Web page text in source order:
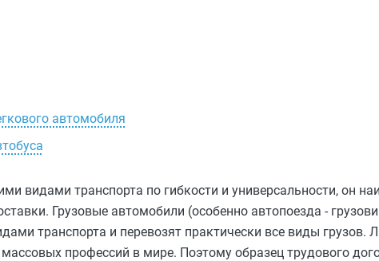
автомобиля
видами транспорта по гибкости и универсальности, он
Грузовые автомобили (особенно автопоезда -
транспорта и перевозят практически все виды грузов.
профессий в мире. Поэтому образец трудового